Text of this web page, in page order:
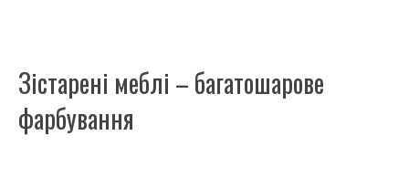
Зістарені меблі – багатошарове
фарбування